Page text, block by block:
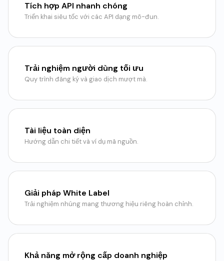
Tích hợp API nhanh chóng
Triển khai siêu tốc với các API dạng mô-đun.
Trải nghiệm người dùng tối ưu
Quy trình đăng ký và giao dịch mượt mà.
Tài liệu toàn diện
Hướng dẫn chi tiết và ví dụ mã nguồn.
Giải pháp White Label
Trải nghiệm nhúng mang thương hiệu riêng hoàn chỉnh.
Khả năng mở rộng cấp doanh nghiệp